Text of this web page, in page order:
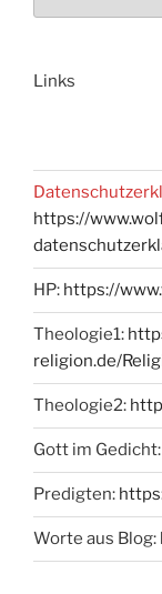
Links
https://
HP: https://
Theologie1:
religion.de/
Theologie2:
Gott im Gedicht:
Predigten:
Worte aus Blog: